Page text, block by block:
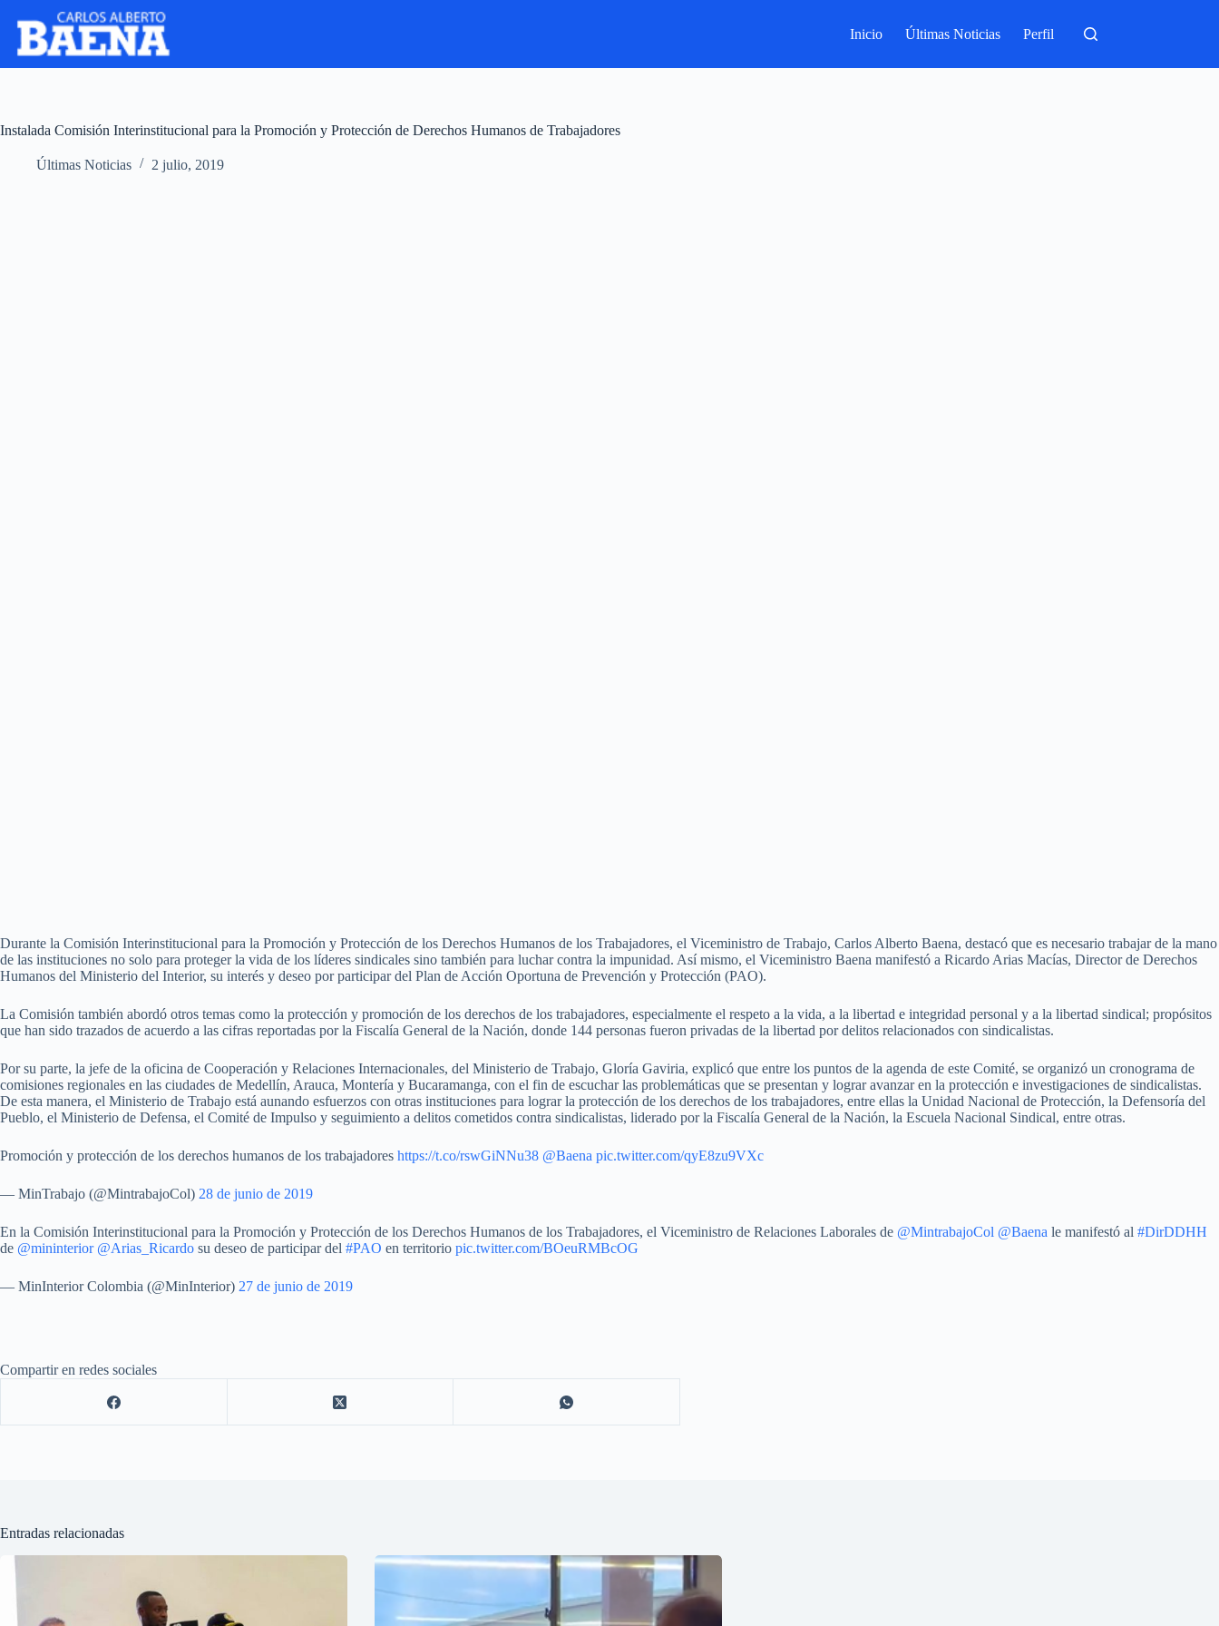
Inicio Últimas Noticias Perfil
Instalada Comisión Interinstitucional para la Promoción y Protección de Derechos Humanos de Trabajadores
Últimas Noticias 2 julio, 2019
Durante la Comisión Interinstitucional para la Promoción y Protección de los Derechos Humanos de los Trabajadores, el Viceministro de Trabajo, Carlos Alberto Baena, destacó que es necesario trabajar de la mano
de las instituciones no solo para proteger la vida de los líderes sindicales sino también para luchar contra la impunidad. Así mismo, el Viceministro Baena manifestó a Ricardo Arias Macías, Director de Derechos
Humanos del Ministerio del Interior, su interés y deseo por participar del Plan de Acción Oportuna de Prevención y Protección (PAO).
La Comisión también abordó otros temas como la protección y promoción de los derechos de los trabajadores, especialmente el respeto a la vida, a la libertad e integridad personal y a la libertad sindical; propósitos
que han sido trazados de acuerdo a las cifras reportadas por la Fiscalía General de la Nación, donde 144 personas fueron privadas de la libertad por delitos relacionados con sindicalistas.
Por su parte, la jefe de la oficina de Cooperación y Relaciones Internacionales, del Ministerio de Trabajo, Gloría Gaviria, explicó que entre los puntos de la agenda de este Comité, se organizó un cronograma de
comisiones regionales en las ciudades de Medellín, Arauca, Montería y Bucaramanga, con el fin de escuchar las problemáticas que se presentan y lograr avanzar en la protección e investigaciones de sindicalistas.
De esta manera, el Ministerio de Trabajo está aunando esfuerzos con otras instituciones para lograr la protección de los derechos de los trabajadores, entre ellas la Unidad Nacional de Protección, la Defensoría del
Pueblo, el Ministerio de Defensa, el Comité de Impulso y seguimiento a delitos cometidos contra sindicalistas, liderado por la Fiscalía General de la Nación, la Escuela Nacional Sindical, entre otras.
Promoción y protección de los derechos humanos de los trabajadores https://t.co/rswGiNNu38 @Baena pic.twitter.com/qyE8zu9VXc
— MinTrabajo (@MintrabajoCol) 28 de junio de 2019
En la Comisión Interinstitucional para la Promoción y Protección de los Derechos Humanos de los Trabajadores, el Viceministro de Relaciones Laborales de @MintrabajoCol @Baena le manifestó al #DirDDHH
de @mininterior @Arias_Ricardo su deseo de participar del #PAO en territorio pic.twitter.com/BOeuRMBcOG
— MinInterior Colombia (@MinInterior) 27 de junio de 2019
Compartir en redes sociales
Entradas relacionadas